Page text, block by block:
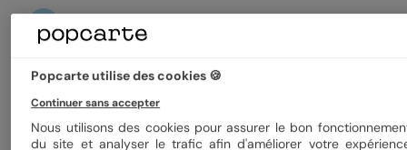
En savoir plus
Créez un album collaboratif
Popcarte utilise des cookies 🍪
Continuer sans accepter
Nous utilisons des cookies pour assurer le bon
du site et analyser le trafic afin d'améliorer votre